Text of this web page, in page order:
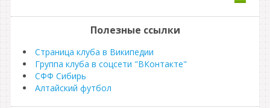
Полезные ссылки
Страница клуба в Википедии
Группа клуба в соцсети "ВКонтакте"
СФФ Сибирь
Алтайский футбол